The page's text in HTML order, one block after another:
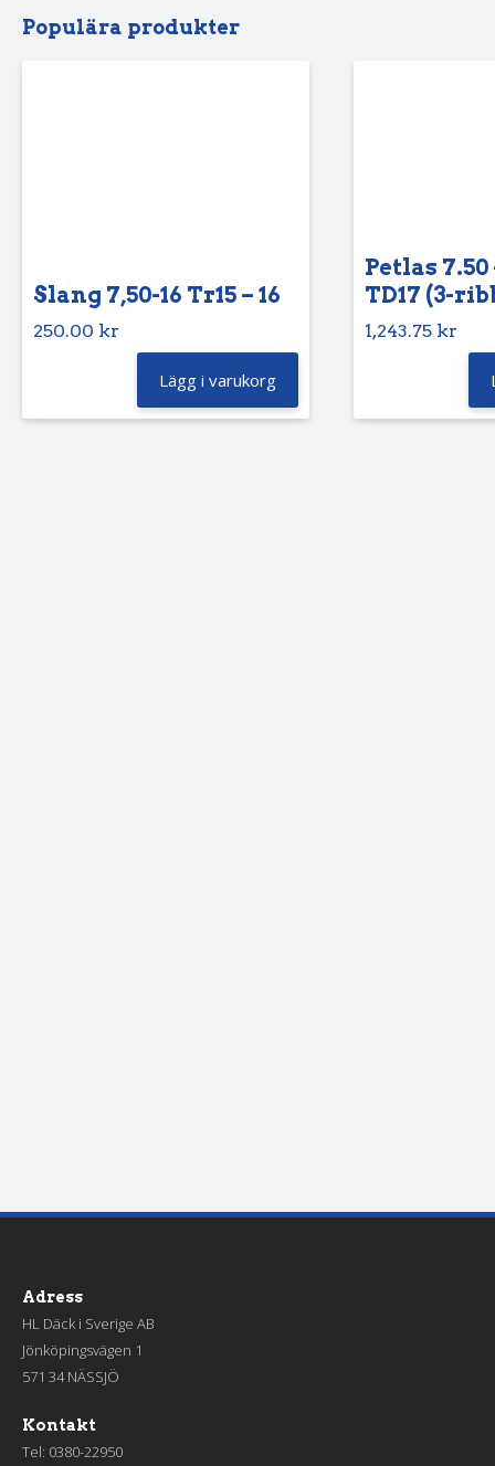
Populära produkter
Slang 7,50-16 Tr15 – 16
250.00 kr
Lägg i varukorg
Petlas 7.50
TD17 (3-
1,243.75 kr
Adress
HL Däck i Sverige AB
Jönköpingsvägen 1
571 34 NÄSSJÖ
Kontakt
Tel: 0380-22950